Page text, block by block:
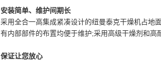
安装简单、维护间期长
采用全合一高集成紧凑设计的纽曼泰克干燥机占地
有内部部件的布置均便于维护;采用高级干燥剂和高
保证让您放心